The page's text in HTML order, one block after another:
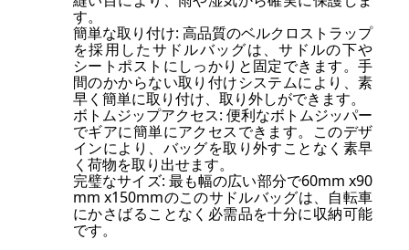
す。
簡単な取り付け: 高品質のベルクロストラップ
を採用したサドルバッグは、サドルの下や
シートポストにしっかりと固定できます。手
間のかからない取り付けシステムにより、素
早く簡単に取り付け、取り外しができます。
ボトムジップアクセス: 便利なボトムジッパー
でギアに簡単にアクセスできます。このデザ
インにより、バッグを取り外すことなく素早
く荷物を取り出せます。
完璧なサイズ: 最も幅の広い部分で60mm x90
mm x150mmのこのサドルバッグは、自転車
にかさばることなく必需品を十分に収納可能
です。